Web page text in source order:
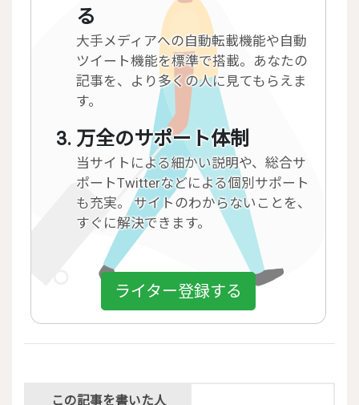
る
大手メディアへの自動転載機能や自動
ツイート機能を標準で搭載。あなたの
記事を、より多くの人に見てもらえま
す。
万全のサポート体制
当サイトによる細かい説明や、総合サ
ポートTwitterなどによる個別サポート
も充実。 サイトのわからないことを、
すぐに解決できます。
ライター登録する
この記事を書いた人